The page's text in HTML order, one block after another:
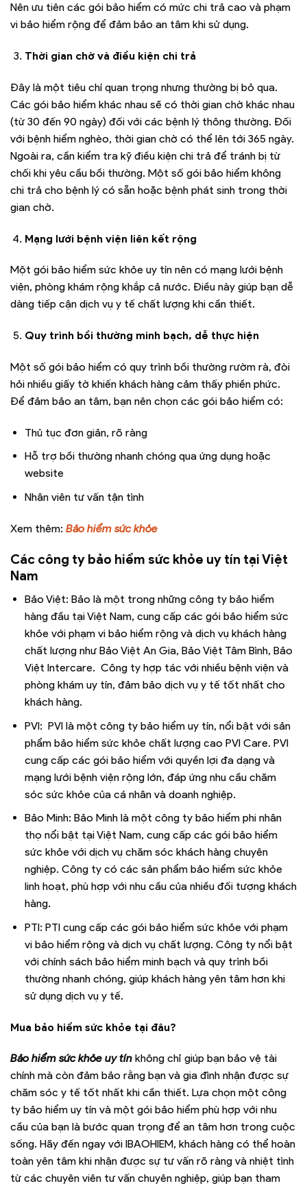
Nên ưu tiên các gói bảo hiểm có mức chi trả cao và phạm
vi bảo hiểm rộng để đảm bảo an tâm khi sử dụng.
Thời gian chờ và điều kiện chi trả
Đây là một tiêu chí quan trọng nhưng thường bị bỏ qua.
Các gói bảo hiểm khác nhau sẽ có thời gian chờ khác nhau
(từ 30 đến 90 ngày) đối với các bệnh lý thông thường. Đối
với bệnh hiểm nghèo, thời gian chờ có thể lên tới 365 ngày.
Ngoài ra, cần kiểm tra kỹ điều kiện chi trả để tránh bị từ
chối khi yêu cầu bồi thường. Một số gói bảo hiểm không
chi trả cho bệnh lý có sẵn hoặc bệnh phát sinh trong thời
gian chờ.
Mạng lưới bệnh viện liên kết rộng
Một gói bảo hiểm sức khỏe uy tín nên có mạng lưới bệnh
viện, phòng khám rộng khắp cả nước. Điều này giúp bạn dễ
dàng tiếp cận dịch vụ y tế chất lượng khi cần thiết.
Quy trình bồi thường minh bạch, dễ thực hiện
Một số gói bảo hiểm có quy trình bồi thường rườm rà, đòi
hỏi nhiều giấy tờ khiến khách hàng cảm thấy phiền phức.
Để đảm bảo an tâm, bạn nên chọn các gói bảo hiểm có:
Thủ tục đơn giản, rõ ràng
Hỗ trợ bồi thường nhanh chóng qua ứng dụng hoặc
website
Nhân viên tư vấn tận tình
Xem thêm: Bảo hiểm sức khỏe
Các công ty bảo hiểm sức khỏe uy tín tại Việt
Nam
Bảo Việt: Bảo là một trong những công ty bảo hiểm
hàng đầu tại Việt Nam, cung cấp các gói bảo hiểm sức
khỏe với phạm vi bảo hiểm rộng và dịch vụ khách hàng
chất lượng như Bảo Việt An Gia, Bảo Việt Tâm Bình, Bảo
Việt Intercare. Công ty hợp tác với nhiều bệnh viện và
phòng khám uy tín, đảm bảo dịch vụ y tế tốt nhất cho
khách hàng.
PVI: PVI là một công ty bảo hiểm uy tín, nổi bật với sản
phẩm bảo hiểm sức khỏe chất lượng cao PVI Care. PVI
cung cấp các gói bảo hiểm với quyền lợi đa dạng và
mạng lưới bệnh viện rộng lớn, đáp ứng nhu cầu chăm
sóc sức khỏe của cá nhân và doanh nghiệp.
Bảo Minh: Bảo Minh là một công ty bảo hiểm phi nhân
thọ nổi bật tại Việt Nam, cung cấp các gói bảo hiểm
sức khỏe với dịch vụ chăm sóc khách hàng chuyên
nghiệp. Công ty có các sản phẩm bảo hiểm sức khỏe
linh hoạt, phù hợp với nhu cầu của nhiều đối tượng khách
hàng.
PTI: PTI cung cấp các gói bảo hiểm sức khỏe với phạm
vi bảo hiểm rộng và dịch vụ chất lượng. Công ty nổi bật
với chính sách bảo hiểm minh bạch và quy trình bồi
thường nhanh chóng, giúp khách hàng yên tâm hơn khi
sử dụng dịch vụ y tế.
Mua bảo hiểm sức khỏe tại đâu?
Bảo hiểm sức khỏe uy tín không chỉ giúp bạn bảo vệ tài
chính mà còn đảm bảo rằng bạn và gia đình nhận được sự
chăm sóc y tế tốt nhất khi cần thiết. Lựa chọn một công
ty bảo hiểm uy tín và một gói bảo hiểm phù hợp với nhu
cầu của bạn là bước quan trọng để an tâm hơn trong cuộc
sống. Hãy đến ngay với IBAOHIEM, khách hàng có thể hoàn
toàn yên tâm khi nhận được sự tư vấn rõ ràng và nhiệt tình
từ các chuyên viên tư vấn chuyên nghiệp, giúp bạn tham